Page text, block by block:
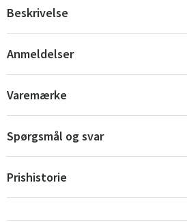
Beskrivelse
Anmeldelser
Varemærke
Spørgsmål og svar
Prishistorie